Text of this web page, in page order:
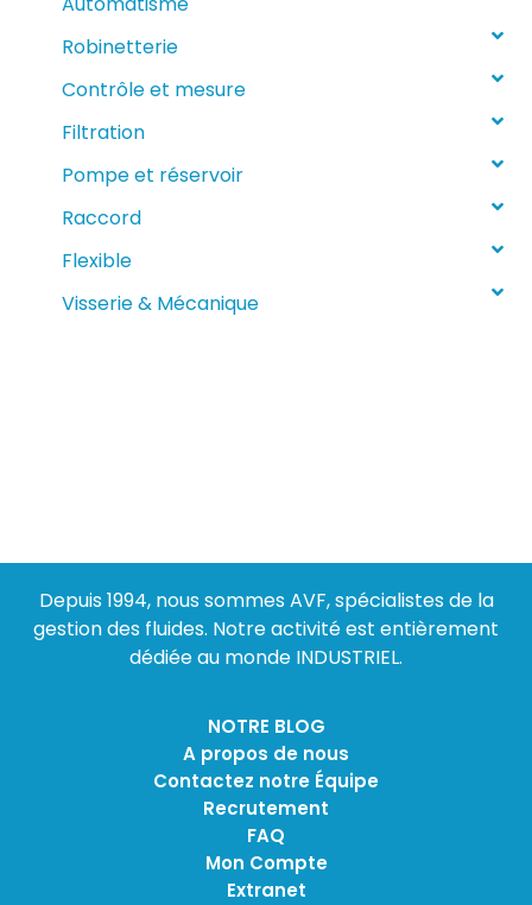
Robinetterie
Contrôle et mesure
Filtration
Pompe et réservoir
Raccord
Flexible
Visserie & Mécanique
Depuis 1994, nous sommes AVF, spécialistes de la
gestion des fluides. Notre activité est entièrement
dédiée au monde INDUSTRIEL.
NOTRE BLOG
A propos de nous
Contactez notre Équipe
Recrutement
FAQ
Mon Compte
Extranet